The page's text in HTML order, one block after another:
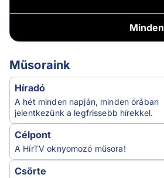
Minden
Műsoraink
Híradó
A hét minden napján, minden órában
jelentkezünk a legfrissebb hírekkel.
Célpont
A HírTV oknyomozó műsora!
Csörte